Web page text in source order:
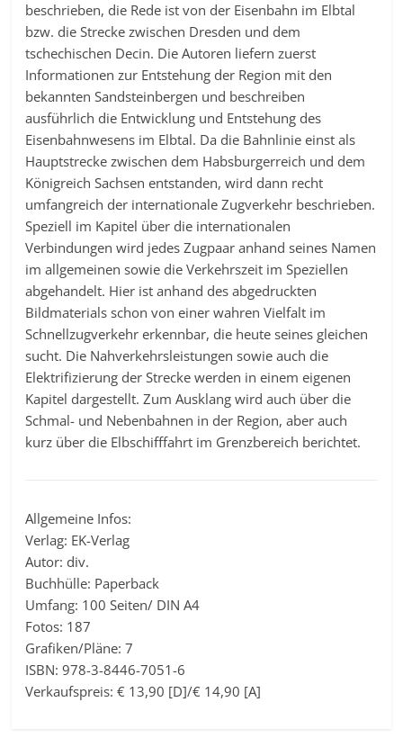
beschrieben, die Rede ist von der Eisenbahn im Elbtal
bzw. die Strecke zwischen Dresden und dem
tschechischen Decin. Die Autoren liefern zuerst
Informationen zur Entstehung der Region mit den
bekannten Sandsteinbergen und beschreiben
ausführlich die Entwicklung und Entstehung des
Eisenbahnwesens im Elbtal. Da die Bahnlinie einst als
Hauptstrecke zwischen dem Habsburgerreich und dem
Königreich Sachsen entstanden, wird dann recht
umfangreich der internationale Zugverkehr beschrieben.
Speziell im Kapitel über die internationalen
Verbindungen wird jedes Zugpaar anhand seines Namen
im allgemeinen sowie die Verkehrszeit im Speziellen
abgehandelt. Hier ist anhand des abgedruckten
Bildmaterials schon von einer wahren Vielfalt im
Schnellzugverkehr erkennbar, die heute seines gleichen
sucht. Die Nahverkehrsleistungen sowie auch die
Elektrifizierung der Strecke werden in einem eigenen
Kapitel dargestellt. Zum Ausklang wird auch über die
Schmal- und Nebenbahnen in der Region, aber auch
kurz über die Elbschifffahrt im Grenzbereich berichtet.
Allgemeine Infos:
Verlag: EK-Verlag
Autor: div.
Buchhülle: Paperback
Umfang: 100 Seiten/ DIN A4
Fotos: 187
Grafiken/Pläne: 7
ISBN: 978-3-8446-7051-6
Verkaufspreis: € 13,90 [D]/€ 14,90 [A]